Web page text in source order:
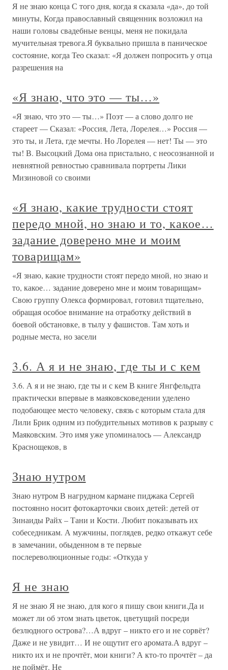
Я не знаю конца С того дня, когда я сказала «да», до той
минуты, Когда православный священник возложил на
наши головы свадебные венцы, меня не покидала
мучительная тревога.Я буквально пришла в паническое
состояние, когда Тео сказал: «Я должен попросить у отца
разрешения на
«Я знаю, что это — ты…»
«Я знаю, что это — ты…» Поэт — а слово долго не
стареет — Сказал: «Россия, Лета, Лорелея…» Россия —
это ты, и Лета, где мечты. Но Лорелея — нет! Ты — это
ты! В. Высоцкий Дома она пристально, с неосознанной и
невнятной ревностью сравнивала портреты Лики
Мизиновой со своими
«Я знаю, какие трудности стоят
передо мной, но знаю и то, какое…
задание доверено мне и моим
товарищам»
«Я знаю, какие трудности стоят передо мной, но знаю и
то, какое… задание доверено мне и моим товарищам»
Свою группу Олекса формировал, готовил тщательно,
обращая особое внимание на отработку действий в
боевой обстановке, в тылу у фашистов. Там хоть и
родные места, но засели
3.6. А я и не знаю, где ты и с кем
3.6. А я и не знаю, где ты и с кем В книге Янгфельдта
практически впервые в маяковсковедении уделено
подобающее место человеку, связь с которым стала для
Лили Брик одним из побудительных мотивов к разрыву с
Маяковским. Это имя уже упоминалось — Александр
Краснощеков, в
Знаю нутром
Знаю нутром В нагрудном кармане пиджака Сергей
постоянно носит фотокарточки своих детей: детей от
Зинаиды Райх – Тани и Кости. Любит показывать их
собеседникам. А мужчины, поглядев, редко откажут себе
в замечании, обыденном в те первые
послереволюционные годы: «Откуда у
Я не знаю
Я не знаю Я не знаю, для кого я пишу свои книги.Да и
может ли об этом знать цветок, цветущий посреди
безлюдного острова?…А вдруг – никто его и не сорвёт?
Даже и не увидит… И не ощутит его аромата.А вдруг –
никто их и не прочтёт, мои книги? А кто-то прочтёт – да
не поймёт. Не